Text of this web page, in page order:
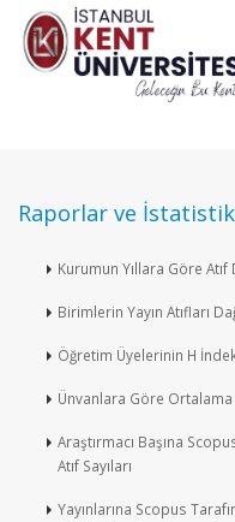
Raporlar ve
Kurumun Yıllara Göre Atıf
Birimlerin Yayın Atıfları
Öğretim Üyelerinin H
Ünvanlara Göre Ortalama
Araştırmacı Başına
Atıf Sayıları
Yayınlarına Scopus